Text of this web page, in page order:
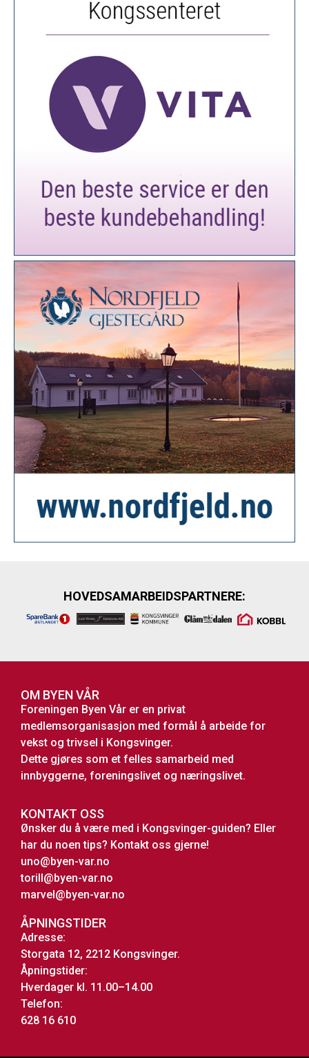
HOVEDSAMARBEIDSPARTNERE:
OM BYEN VÅR
Foreningen Byen Vår er en privat
medlemsorganisasjon med formål å arbeide for
vekst og trivsel i Kongsvinger.
Dette gjøres som et felles samarbeid med
innbyggerne, foreningslivet og næringslivet.
KONTAKT OSS
Ønsker du å være med i Kongsvinger-guiden? Eller
har du noen tips? Kontakt oss gjerne!
uno@byen-var.no
torill@byen-var.no
marvel@byen-var.no
ÅPNINGSTIDER
Adresse:
Storgata 12, 2212 Kongsvinger.
Åpningstider:
Hverdager kl. 11.00–14.00
Telefon:
628 16 610